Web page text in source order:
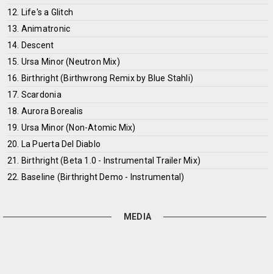
12. Life's a Glitch
13. Animatronic
14. Descent
15. Ursa Minor (Neutron Mix)
16. Birthright (Birthwrong Remix by Blue Stahli)
17. Scardonia
18. Aurora Borealis
19. Ursa Minor (Non-Atomic Mix)
20. La Puerta Del Diablo
21. Birthright (Beta 1.0 - Instrumental Trailer Mix)
22. Baseline (Birthright Demo - Instrumental)
MEDIA